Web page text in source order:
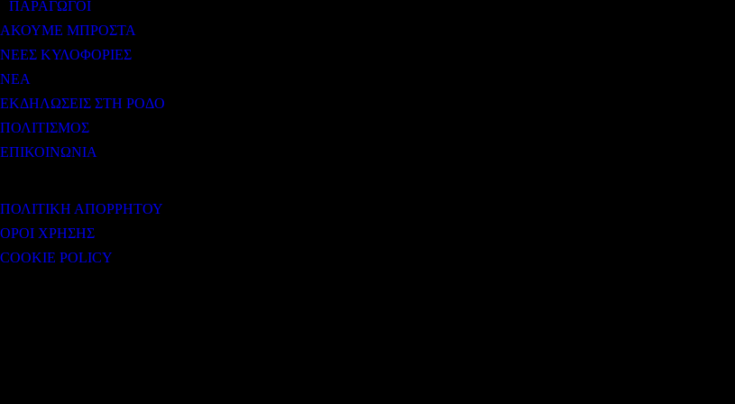
ΠΑΡΑΓΩΓΟΙ
ΑΚΟΥΜΕ ΜΠΡΟΣΤΑ
ΝΕΕΣ ΚΥΛΟΦΟΡΙΕΣ
ΝΕΑ
ΕΚΔΗΛΩΣΕΙΣ ΣΤΗ ΡΟΔΟ
ΠΟΛΙΤΙΣΜΟΣ
ΕΠΙΚΟΙΝΩΝΙΑ
ΠΟΛΙΤΙΚΗ ΑΠΟΡΡΗΤΟΥ
ΟΡΟΙ ΧΡΗΣΗΣ
COOKIE POLICY